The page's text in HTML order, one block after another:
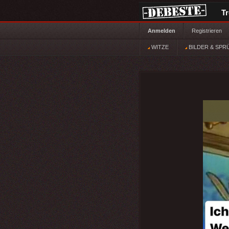
Anmelden Registrieren
WITZE BILDER &